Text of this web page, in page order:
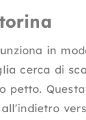
in
cerca di
petto.